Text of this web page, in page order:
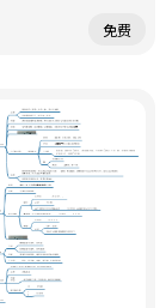
免费